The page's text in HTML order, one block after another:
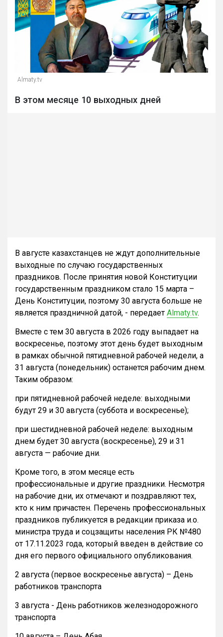
Almaty.tv
В этом месяце 10 выходных дней
В августе казахстанцев не ждут дополнительные
выходные по случаю государственных
праздников. После принятия новой Конституции
государственным праздником стало 15 марта –
День Конституции, поэтому 30 августа больше не
является праздничной датой, - передает Almaty.tv.
Вместе с тем 30 августа в 2026 году выпадает на
воскресенье, поэтому этот день будет выходным
в рамках обычной пятидневной рабочей недели, а
31 августа (понедельник) останется рабочим днем.
Таким образом:
при пятидневной рабочей неделе: выходными
будут 29 и 30 августа (суббота и воскресенье);
при шестидневной рабочей неделе: выходным
днем будет 30 августа (воскресенье), 29 и 31
августа — рабочие дни.
Кроме того, в этом месяце есть
профессиональные и другие праздники. Несмотря
на рабочие дни, их отмечают и поздравляют тех,
кто к ним причастен. Перечень профессиональных
праздников публикуется в редакции приказа и.о.
министра труда и соцзащиты населения РК №480
от 17.11.2023 года, который введен в действие со
дня его первого официального опубликования.
2 августа (первое воскресенье августа) – День
работников транспорта
3 августа - День работников железнодорожного
транспорта